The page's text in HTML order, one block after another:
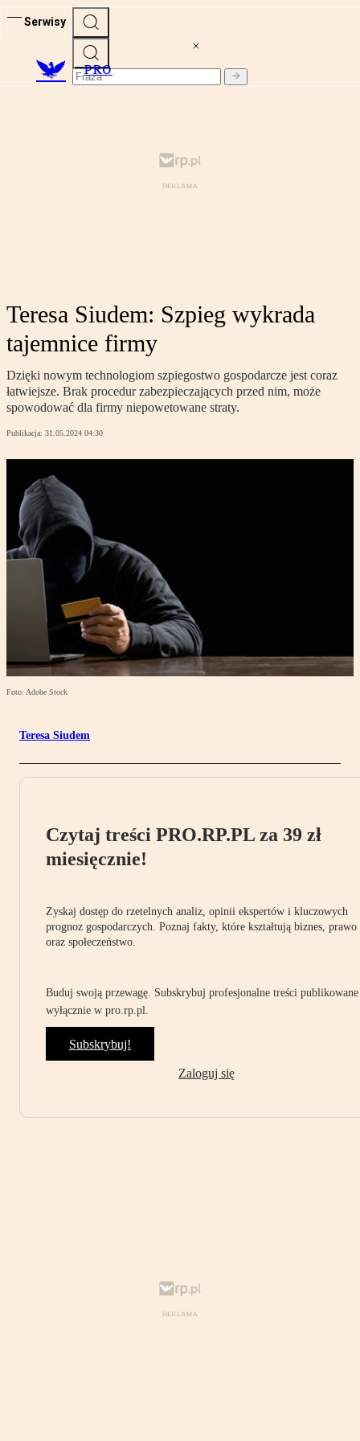
Serwisy
PRO
Teresa Siudem: Szpieg wykrada
tajemnice firmy
Dzięki nowym technologiom szpiegostwo gospodarcze jest coraz
łatwiejsze. Brak procedur zabezpieczających przed nim, może
spowodować dla firmy niepowetowane straty.
Publikacja: 31.05.2024 04:30
Foto: Adobe Stock
Teresa Siudem
Czytaj treści PRO.RP.PL za 39 zł
miesięcznie!
Zyskaj dostęp do rzetelnych analiz, opinii ekspertów i kluczowych
prognoz gospodarczych. Poznaj fakty, które kształtują biznes, prawo
oraz społeczeństwo.
Buduj swoją przewagę. Subskrybuj profesjonalne treści publikowane
wyłącznie w pro.rp.pl.
Subskrybuj!
Zaloguj się